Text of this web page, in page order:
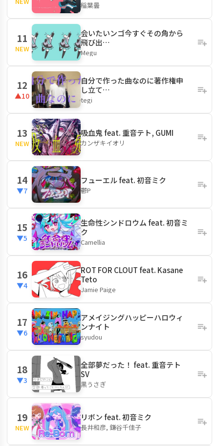
稲葉曇
11
NEW
会いたいンゴ今すぐその角から
飛び出…
Megu
12
▲10
自分で作った曲なのに著作権申
し立て…
tegi
13
NEW
吸血鬼 feat. 重音テト, GUMI
カンザキイオリ
14
▼7
フューエル feat. 初音ミク
鬱P
15
▼5
生命性シンドロウム feat. 初音ミ
ク
Camellia
16
▼4
ROT FOR CLOUT feat. Kasane
Teto
Jamie Paige
17
▼6
アメイジングハッピーハロウィ
ンナイト
syudou
18
▼3
全部夢だった！ feat. 重音テト
SV
黒うさぎ
19
NEW
リボン feat. 初音ミク
長井和彦, 鎌谷千佳子